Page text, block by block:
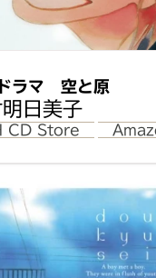
ラマ 空と原
日美子
CD Store